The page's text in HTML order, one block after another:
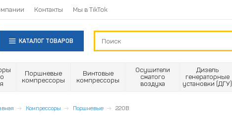
Контакты Мы в TikTok
КАТАЛОГ ТОВАРОВ
Поршневые
компрессоры
Винтовые
компрессоры
Осушители
сжатого
воздуха
Дизель
генераторные
установки (ДГУ)
Компрессоры Поршневые 220В